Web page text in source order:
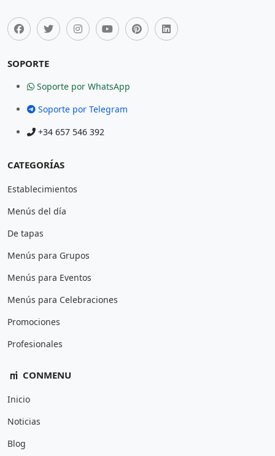
SOPORTE
Soporte por WhatsApp
Soporte por Telegram
+34 657 546 392
CATEGORÍAS
Establecimientos
Menús del día
De tapas
Menús para Grupos
Menús para Eventos
Menús para Celebraciones
Promociones
Profesionales
CONMENU
Inicio
Noticias
Blog